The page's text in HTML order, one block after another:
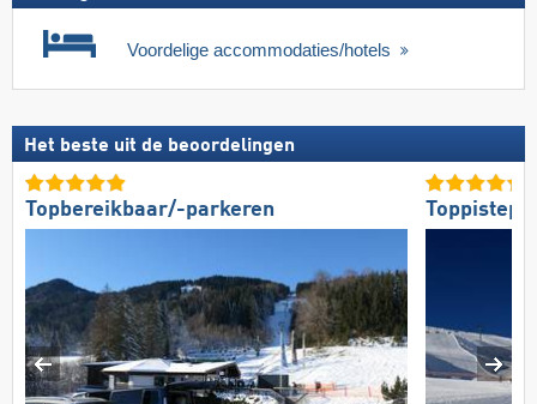
Voordelige accommodaties/hotels
Het beste uit de beoordelingen
Topbereikbaar/-parkeren